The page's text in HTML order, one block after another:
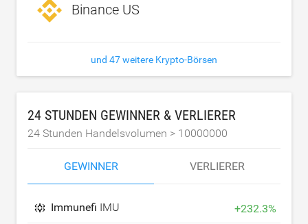
Binance US
und 47 weitere Krypto-Börsen
24 STUNDEN GEWINNER & VERLIERER
24 Stunden Handelsvolumen > 10000000
GEWINNER VERLIERER
Immunefi IMU +232.3%